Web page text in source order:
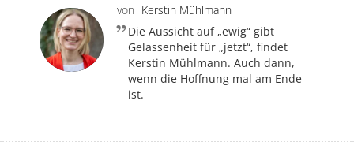
von Kerstin Mühlmann
Die Aussicht auf „ewig“ gibt
Gelassenheit für „jetzt“, findet
Kerstin Mühlmann. Auch dann,
wenn die Hoffnung mal am Ende
ist.